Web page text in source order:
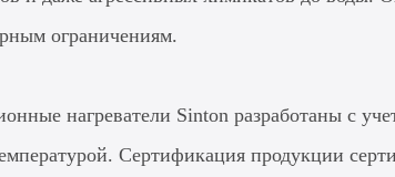
ограничениям.
нагреватели Sinton разработаны с
Сертификация продукции